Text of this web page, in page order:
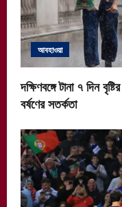
আবহাওয়া
দক্ষিণবঙ্গে টানা ৭ দিন
বর্ষণের সতর্কতা